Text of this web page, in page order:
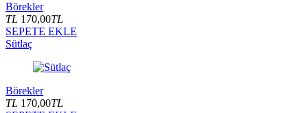
Börekler
TL 170,00TL
SEPETE EKLE
Sütlaç
Börekler
TL 170,00TL